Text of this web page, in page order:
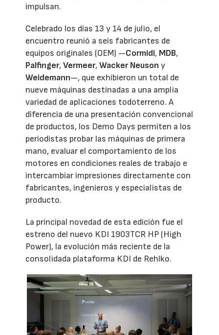
impulsan.
Celebrado los días 13 y 14 de julio, el
encuentro reunió a seis fabricantes de
equipos originales (OEM) —Cormidi, MDB,
Palfinger,Vermeer,Wacker Neuson y
Weidemann—, que exhibieron un total de
nueve máquinas destinadas a una amplia
variedad de aplicaciones todoterreno. A
diferencia de una presentación convencional
de productos, los Demo Days permiten a los
periodistas probar las máquinas de primera
mano, evaluar el comportamiento de los
motores en condiciones reales de trabajo e
intercambiar impresiones directamente con
fabricantes, ingenieros y especialistas de
producto.
La principal novedad de esta edición fue el
estreno del nuevo KDI 1903TCR HP (High
Power), la evolución más reciente de la
consolidada plataforma KDI de Rehlko.